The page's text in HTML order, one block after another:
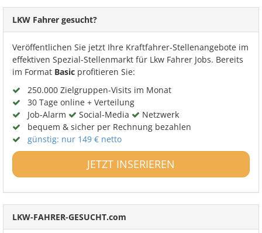
LKW Fahrer gesucht?
Veröffentlichen Sie jetzt Ihre Kraftfahrer-Stellenangebote im
effektiven Spezial-Stellenmarkt für Lkw Fahrer Jobs. Bereits
im Format Basic profitieren Sie:
250.000 Zielgruppen-Visits im Monat
30 Tage online + Verteilung
Job-Alarm
Social-Media
Netzwerk
bequem & sicher per Rechnung bezahlen
günstig: nur 149 € netto
JETZT INSERIEREN
LKW-FAHRER-GESUCHT.com